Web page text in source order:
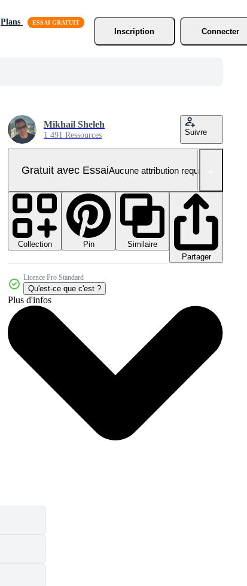
Plans
Inscription
Connecter
Mikhail Sheleh
1 491 Ressources Suivre
Gratuit avec EssaiAucune attribution requise
Collection Pin
Similaire
Partager
Licence Pro Standard
Qu'est-ce que c'est ?
Plus d'infos